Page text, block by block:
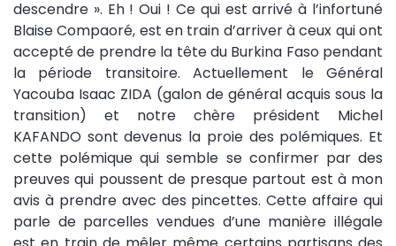
descendre ». Eh ! Oui ! Ce qui est arrivé à l’infortuné
Blaise Compaoré, est en train d’arriver à ceux qui ont
accepté de prendre la tête du Burkina Faso pendant
la période transitoire. Actuellement le Général
Yacouba Isaac ZIDA (galon de général acquis sous la
transition) et notre chère président Michel
KAFANDO sont devenus la proie des polémiques. Et
cette polémique qui semble se confirmer par des
preuves qui poussent de presque partout est à mon
avis à prendre avec des pincettes. Cette affaire qui
parle de parcelles vendues d’une manière illégale